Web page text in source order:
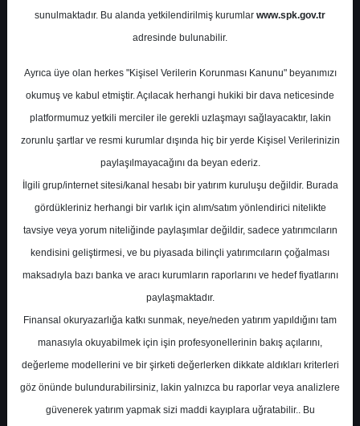
Getiri
%43.00
0 0
En Yüksek Tahmin
Ortalama Fiyat Tahmini
Ortalama Getiri Potansiyeli
Kurum Sayısı
17
sunulmaktadır. Bu alanda yetkilendirilmiş kurumlar www.spk.gov.tr
adresinde bulunabilir.
Ayrıca üye olan herkes "Kişisel Verilerin Korunması Kanunu" beyanımızı
okumuş ve kabul etmiştir. Açılacak herhangi hukiki bir dava neticesinde
platformumuz yetkili merciler ile gerekli uzlaşmayı sağlayacaktır, lakin
zorunlu şartlar ve resmi kurumlar dışında hiç bir yerde Kişisel Verilerinizin
paylaşılmayacağını da beyan ederiz.
İlgili grup/internet sitesi/kanal hesabı bir yatırım kuruluşu değildir. Burada
gördükleriniz herhangi bir varlık için alım/satım yönlendirici nitelikte
tavsiye veya yorum niteliğinde paylaşımlar değildir, sadece yatırımcıların
kendisini geliştirmesi, ve bu piyasada bilinçli yatırımcıların çoğalması
maksadıyla bazı banka ve aracı kurumların raporlarını ve hedef fiyatlarını
paylaşmaktadır.
Finansal okuryazarlığa katkı sunmak, neye/neden yatırım yapıldığını tam
manasıyla okuyabilmek için işin profesyonellerinin bakış açılarını,
değerleme modellerini ve bir şirketi değerlerken dikkate aldıkları kriterleri
göz önünde bulundurabilirsiniz, lakin yalnızca bu raporlar veya analizlere
güvenerek yatırım yapmak sizi maddi kayıplara uğratabilir.. Bu